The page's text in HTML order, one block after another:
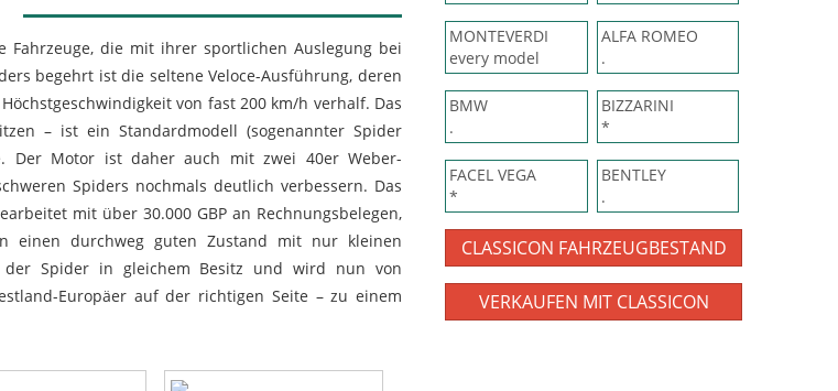
die mit ihrer sportlichen Auslegung bei
begehrt ist die seltene Veloce-Ausführung, deren
von fast 200 km/h verhalf. Das
– ist ein Standardmodell (sogenannter Spider
Der Motor ist daher auch mit zwei 40er Weber-
Spiders nochmals deutlich verbessern. Das
mit über 30.000 GBP an Rechnungsbelegen,
einen durchweg guten Zustand mit nur kleinen
der Spider in gleichem Besitz und wird nun von
Europäer auf der richtigen Seite – zu einem
MONTEVERDI
every model
ALFA ROMEO
.
BMW
.
BIZZARINI
*
FACEL VEGA
*
BENTLEY
.
CLASSICON FAHRZEUGBESTAND
VERKAUFEN MIT CLASSICON